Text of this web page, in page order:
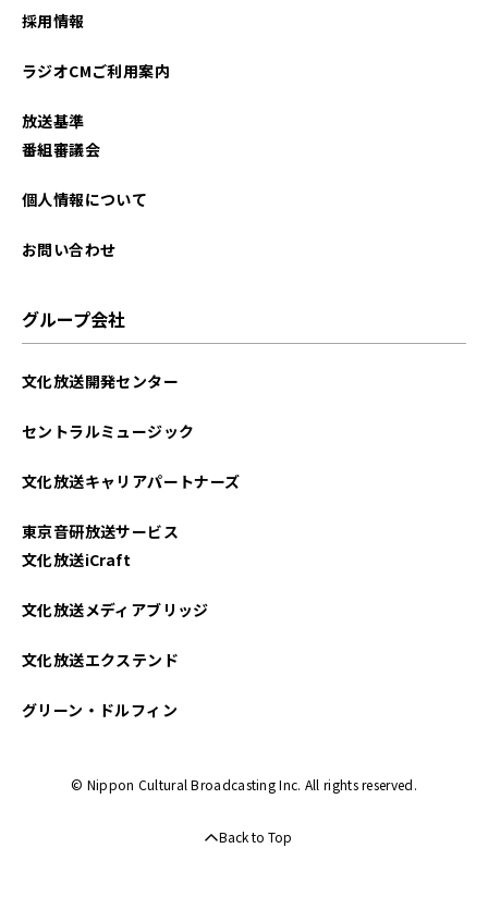
2023年01月
2022年10月
2022年05月
2022年04月
2022年03月
採用情報
ラジオCMご利用案内
放送基準
番組審議会
個人情報について
お問い合わせ
グループ会社
文化放送開発センター
セントラルミュージック
文化放送キャリアパートナーズ
東京音研放送サービス
文化放送iCraft
文化放送メディアブリッジ
文化放送エクステンド
グリーン・ドルフィン
© Nippon Cultural Broadcasting Inc. All rights reserved.
Back to Top